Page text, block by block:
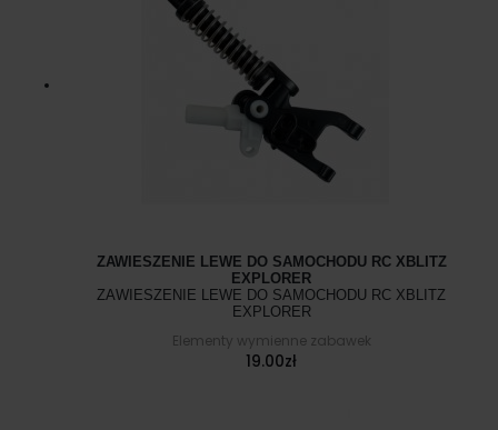
ZAWIESZENIE LEWE DO SAMOCHODU RC XBLITZ
EXPLORER
ZAWIESZENIE LEWE DO SAMOCHODU RC XBLITZ
EXPLORER
Elementy wymienne zabawek
19.00zł